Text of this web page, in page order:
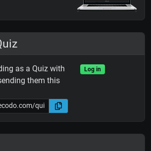
as a Quiz with
them this
Log in